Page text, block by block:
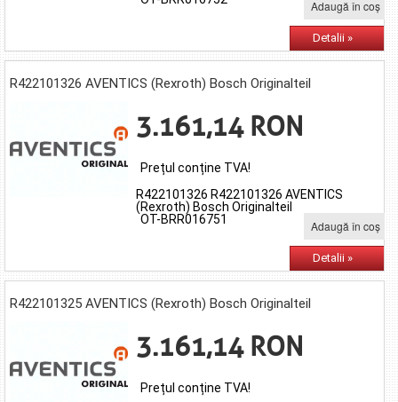
Adaugă în coş
Detalii »
R422101326 AVENTICS (Rexroth) Bosch Originalteil
3.161,14 RON
Prețul conține TVA!
R422101326 R422101326 AVENTICS
(Rexroth) Bosch Originalteil
OT-BRR016751
Adaugă în coş
Detalii »
R422101325 AVENTICS (Rexroth) Bosch Originalteil
3.161,14 RON
Prețul conține TVA!